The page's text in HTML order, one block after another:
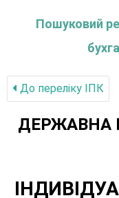
Пошуковий
До переліку IПК
ДЕРЖАВНА